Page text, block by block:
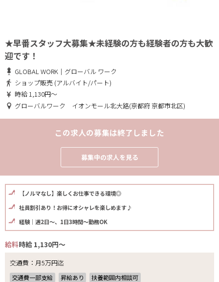
★早番スタッフ大募集★未経験の方も経験者の方も大歓
迎です！
GLOBAL WORK｜グローバル ワーク
ショップ販売 (アルバイト/パート)
時給 1,130円～
グローバルワーク イオンモール北大路(京都府 京都市北区)
この求人の募集は終了しました
募集中の求人を見る
【ノルマなし】楽しくお仕事できる環境◎
社員割引あり！お得にオシャレを楽しめます♪
経験｜週2日～、1日3時間～勤務OK
給料時給 1,130円～
交通費：月5万円迄
交通費一部支給 昇給あり 扶養範囲内相談可